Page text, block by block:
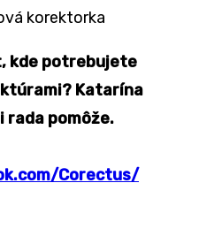
kde potrebujete
Katarína
rada pomôže.
Corectus/